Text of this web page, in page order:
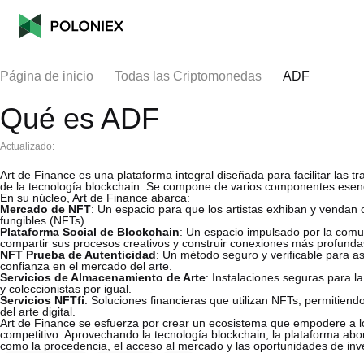
Página de inicio Todas las Criptomonedas ADF
Qué es ADF
Actualizado:
Art de Finance es una plataforma integral diseñada para facilitar las
de la tecnología blockchain. Se compone de varios componentes
En su núcleo, Art de Finance abarca:
Mercado de NFT: Un espacio para que los artistas exhiban y
fungibles (NFTs).
Plataforma Social de Blockchain: Un espacio impulsado por la
compartir sus procesos creativos y construir conexiones más
NFT Prueba de Autenticidad: Un método seguro y verificable para
confianza en el mercado del arte.
Servicios de Almacenamiento de Arte: Instalaciones seguras para
y coleccionistas por igual.
Servicios NFTfi: Soluciones financieras que utilizan NFTs,
del arte digital.
Art de Finance se esfuerza por crear un ecosistema que empodere
competitivo. Aprovechando la tecnología blockchain, la plataforma
como la procedencia, el acceso al mercado y las oportunidades de